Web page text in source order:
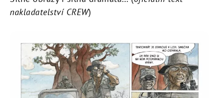
nakladatelství CREW)